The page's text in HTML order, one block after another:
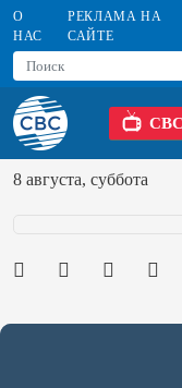
О
НАС
РЕКЛАМА НА
САЙТЕ
8 августа, суббота